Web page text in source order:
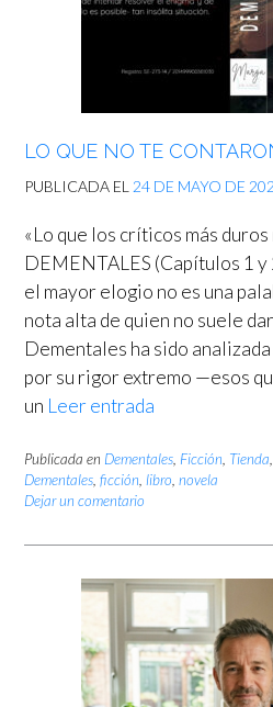
LO QUE NO TE
PUBLICADA EL 24 DE MAYO DE
«Lo que los críticos más
DEMENTALES (Capítulos 1 y
el mayor elogio no es una
nota alta de quien no suele
Dementales ha sido
por su rigor extremo —esos
un Leer entrada
Publicada en Dementales Ficción Tienda
Dementales ficción libro novela
Dejar un comentario